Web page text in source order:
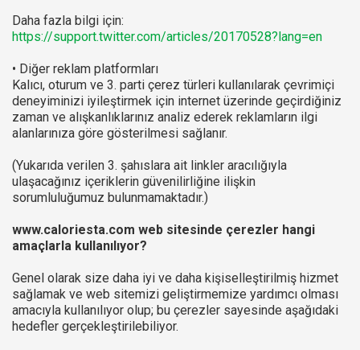
Daha fazla bilgi için:
https://support.twitter.com/articles/20170528?lang=en
• Diğer reklam platformları
Kalıcı, oturum ve 3. parti çerez türleri kullanılarak çevrimiçi
deneyiminizi iyileştirmek için internet üzerinde geçirdiğiniz
zaman ve alışkanlıklarınız analiz ederek reklamların ilgi
alanlarınıza göre gösterilmesi sağlanır.
(Yukarıda verilen 3. şahıslara ait linkler aracılığıyla
ulaşacağınız içeriklerin güvenilirliğine ilişkin
sorumluluğumuz bulunmamaktadır.)
www.caloriesta.com web sitesinde çerezler hangi
amaçlarla kullanılıyor?
Genel olarak size daha iyi ve daha kişiselleştirilmiş hizmet
sağlamak ve web sitemizi geliştirmemize yardımcı olması
amacıyla kullanılıyor olup; bu çerezler sayesinde aşağıdaki
hedefler gerçekleştirilebiliyor.